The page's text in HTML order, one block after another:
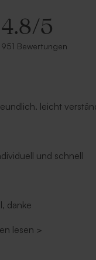
4.8/5
951 Bewertungen
leicht
und schnell
danke
lesen >